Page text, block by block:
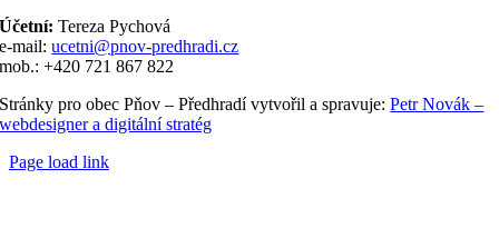
Účetní: Tereza Pychová
e-mail:ucetni@pnov-predhradi.cz
mob.: +420 721 867 822
Stránky pro obec Pňov – Předhradí vytvořil a spravuje:Petr Novák –
webdesigner a digitální stratég
Page load link